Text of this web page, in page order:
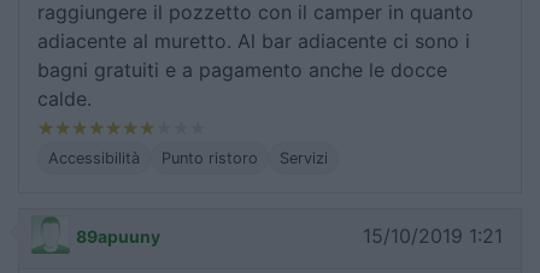
raggiungere il pozzetto con il camper in quanto
adiacente al muretto. Al bar adiacente ci sono i
bagni gratuiti e a pagamento anche le docce
calde.
Accessibilità Punto ristoro Servizi
89apuuny 15/10/2019 1:21